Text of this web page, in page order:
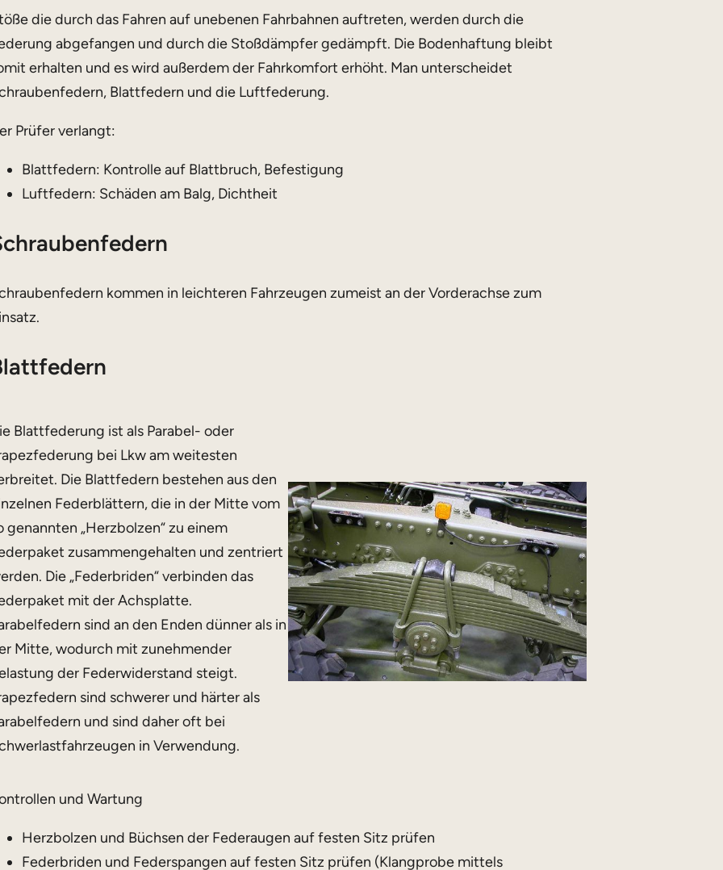
die durch das Fahren auf unebenen Fahrbahnen auftreten, werden durch die
abgefangen und durch die Stoßdämpfer gedämpft. Die Bodenhaftung bleibt
erhalten und es wird außerdem der Fahrkomfort erhöht. Man unterscheidet
Blattfedern und die Luftfederung.
Prüfer verlangt:
Blattfedern: Kontrolle auf Blattbruch, Befestigung
Luftfedern: Schäden am Balg, Dichtheit
kommen in leichteren Fahrzeugen zumeist an der Vorderachse zum
Blattfederung ist als Parabel- oder
bei Lkw am weitesten
Die Blattfedern bestehen aus den
Federblättern, die in der Mitte vom
genannten „Herzbolzen“ zu einem
zusammengehalten und zentriert
Die „Federbriden“ verbinden das
mit der Achsplatte.
sind an den Enden dünner als in
Mitte, wodurch mit zunehmender
der Federwiderstand steigt.
sind schwerer und härter als
und sind daher oft bei
in Verwendung.
und Wartung
Herzbolzen und Büchsen der Federaugen auf festen Sitz prüfen
Federbriden und Federspangen auf festen Sitz prüfen (Klangprobe mittels